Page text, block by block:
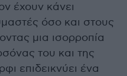
έχουν κάνει
όσο και στους
μια ισορροπία
του και της
επιδεικνύει ένα